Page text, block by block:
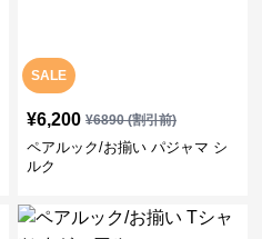
SALE
¥6,200 ¥6890(割引前)
ペアルック/お揃い パジャマ シ
ルク